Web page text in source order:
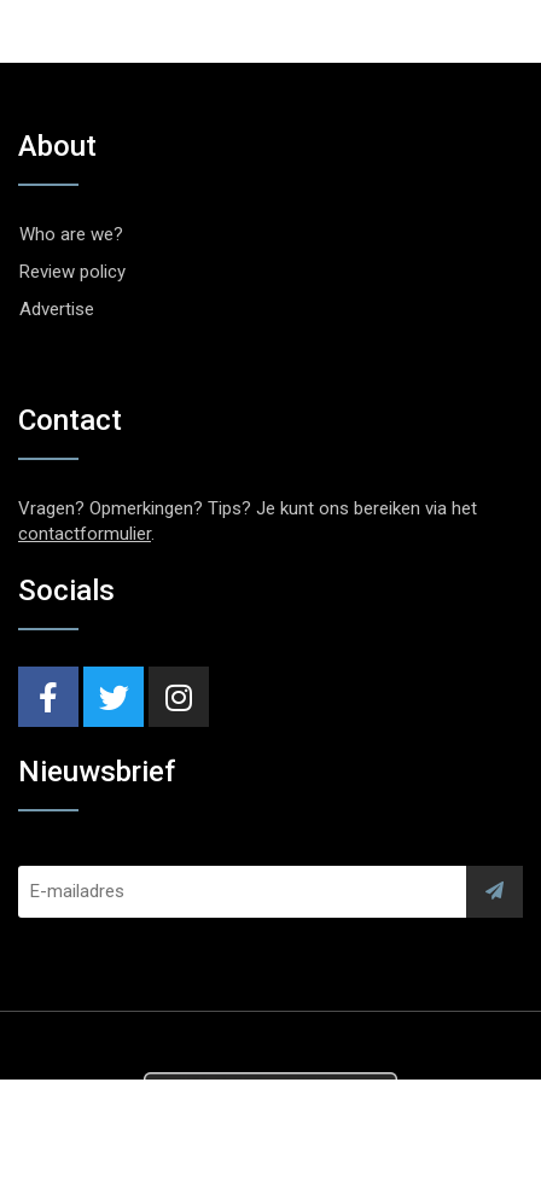
About
Who are we?
Review policy
Advertise
Contact
Vragen? Opmerkingen? Tips? Je kunt ons bereiken via het
contactformulier.
Socials
Nieuwsbrief